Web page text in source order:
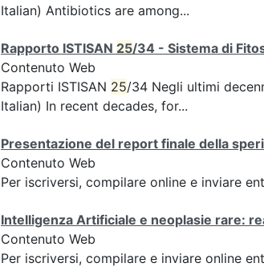
Italian) Antibiotics are among...
Rapporto ISTISAN 25/34 - Sistema di
Contenuto Web
Rapporti ISTISAN 25/34 Negli ultimi
Italian) In recent decades, for...
Presentazione del report finale della
Contenuto Web
Per iscriversi, compilare online e inviare
Intelligenza Artificiale e neoplasie rare:
Contenuto Web
Per iscriversi, compilare e inviare online